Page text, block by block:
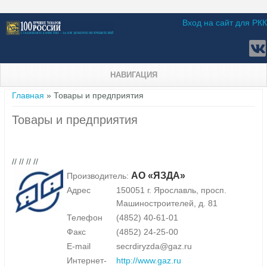
Вход на сайт для РКК
НАВИГАЦИЯ
Вы здесь
Главная » Товары и предприятия
Товары и предприятия
// // // //
Производитель: АО «ЯЗДА»
Адрес
150051 г. Ярославль, просп.
Машиностроителей, д. 81
Телефон
(4852) 40-61-01
Факс
(4852) 24-25-00
E-mail
secrdiryzda@gaz.ru
Интернет-
http://www.gaz.ru